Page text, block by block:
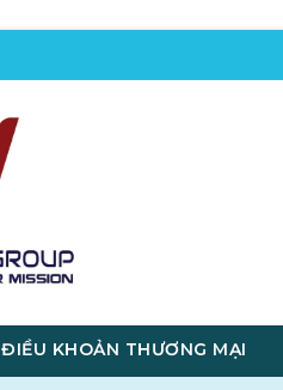
ĐIỀU KHOẢN THƯƠNG MẠI